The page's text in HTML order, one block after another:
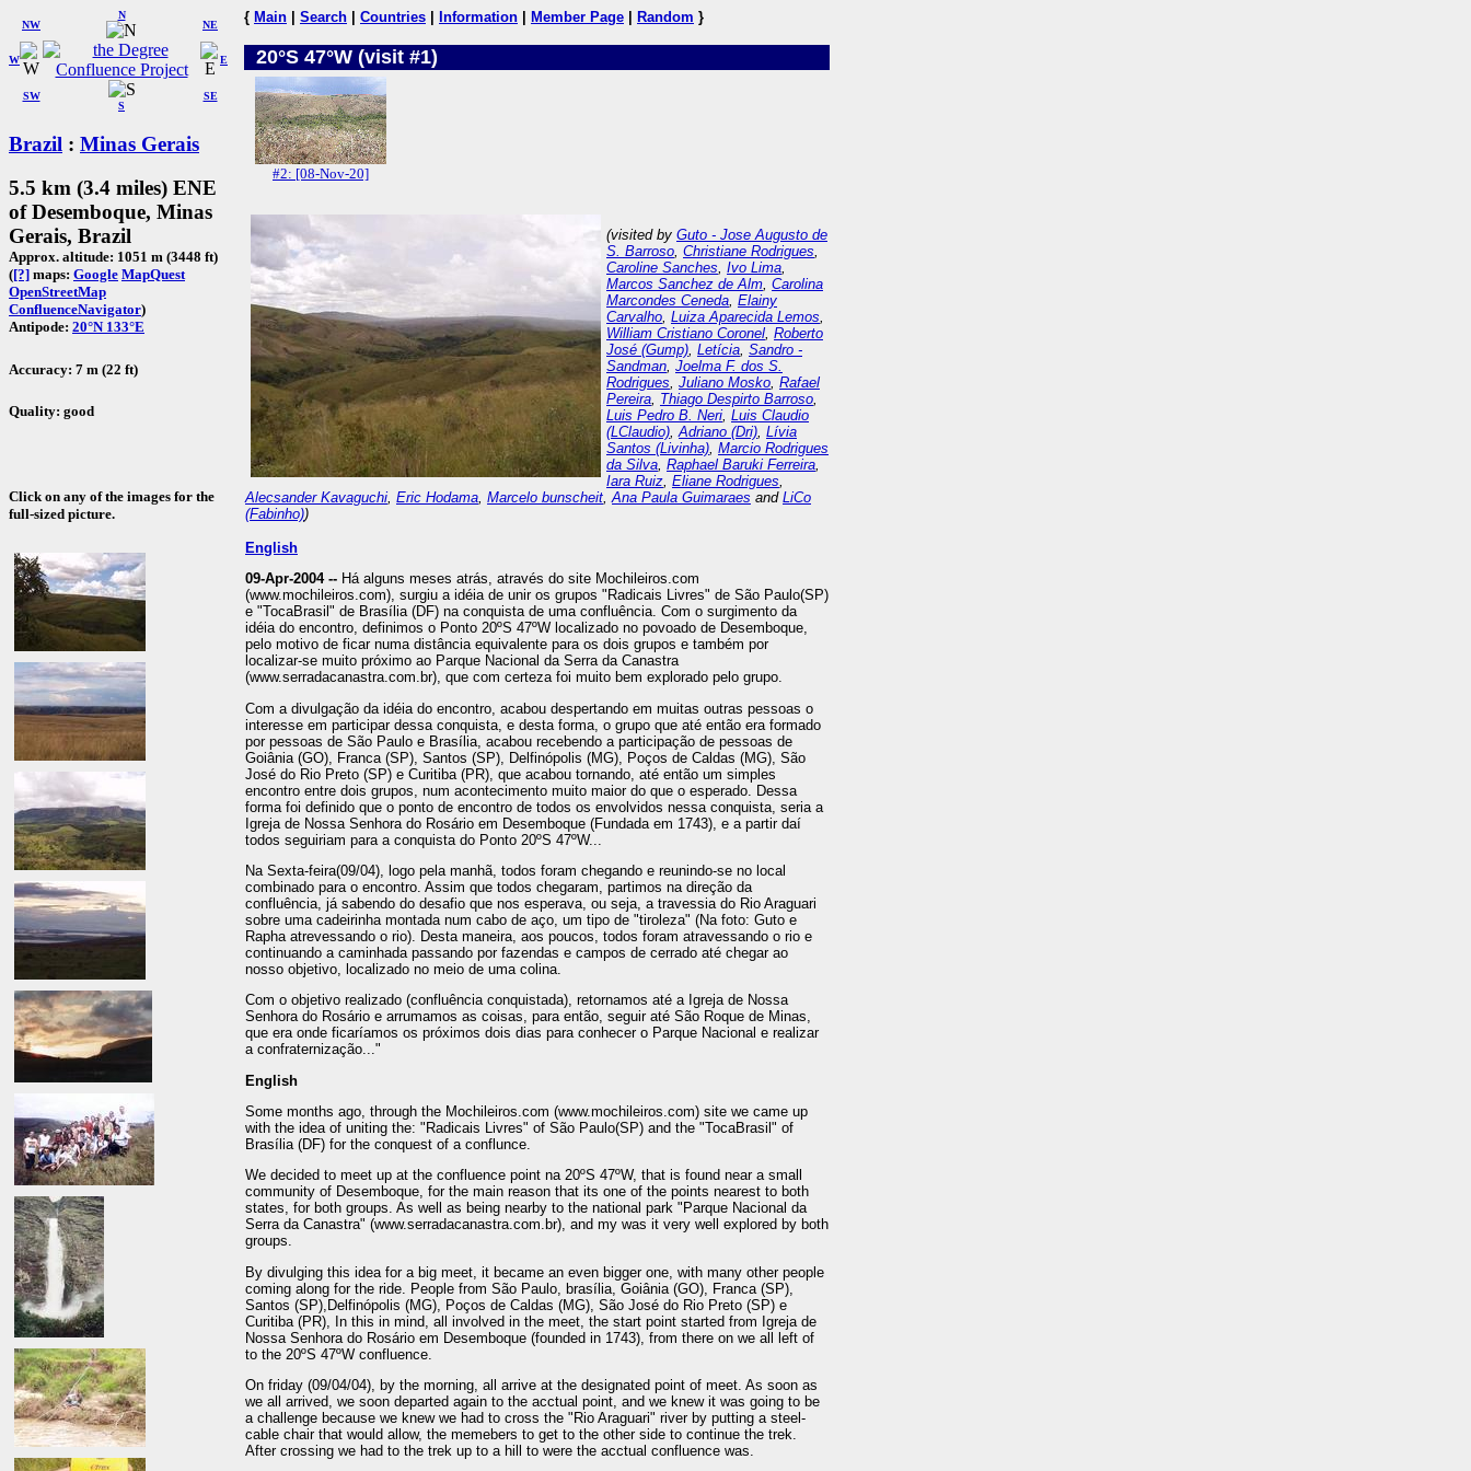
W
NW
N
NE
SW
S
SE
E
Brazil : Minas Gerais
5.5 km (3.4 miles) ENE
of Desemboque, Minas
Gerais, Brazil
Approx. altitude: 1051 m (3448 ft)
([?] maps: Google MapQuest
OpenStreetMap
ConfluenceNavigator)
Antipode: 20°N 133°E
Accuracy: 7 m (22 ft)
Quality: good
Click on any of the images for the
full-sized picture.
{ Main Search Countries Information Member Page Random }
20°S 47°W (visit #1)
#2: [08-Nov-20]
(visited by Guto - Jose Augusto de
S. Barroso, Christiane Rodrigues,
Caroline Sanches, Ivo Lima,
Marcos Sanchez de Alm, Carolina
Marcondes Ceneda, Elainy
Carvalho, Luiza Aparecida Lemos,
William Cristiano Coronel, Roberto
José (Gump), Letícia, Sandro -
Sandman, Joelma F. dos S.
Rodrigues, Juliano Mosko, Rafael
Pereira, Thiago Despirto Barroso,
Luis Pedro B. Neri, Luis Claudio
(LClaudio),Adriano (Dri), Lívia
Santos (Livinha), Marcio Rodrigues
da Silva, Raphael Baruki Ferreira,
Iara Ruiz, Eliane Rodrigues,
Alecsander Kavaguchi, Eric Hodama, Marcelo bunscheit,Ana Paula Guimaraes and LiCo
(Fabinho))
English
09-Apr-2004 -- Há alguns meses atrás, através do site Mochileiros.com
(www.mochileiros.com), surgiu a idéia de unir os grupos "Radicais Livres" de São Paulo(SP)
e "TocaBrasil" de Brasília (DF) na conquista de uma confluência. Com o surgimento da
idéia do encontro, definimos o Ponto 20ºS 47ºW localizado no povoado de Desemboque,
pelo motivo de ficar numa distância equivalente para os dois grupos e também por
localizar-se muito próximo ao Parque Nacional da Serra da Canastra
(www.serradacanastra.com.br), que com certeza foi muito bem explorado pelo grupo.
Com a divulgação da idéia do encontro, acabou despertando em muitas outras pessoas o
interesse em participar dessa conquista, e desta forma, o grupo que até então era formado
por pessoas de São Paulo e Brasília, acabou recebendo a participação de pessoas de
Goiânia (GO), Franca (SP), Santos (SP), Delfinópolis (MG), Poços de Caldas (MG), São
José do Rio Preto (SP) e Curitiba (PR), que acabou tornando, até então um simples
encontro entre dois grupos, num acontecimento muito maior do que o esperado. Dessa
forma foi definido que o ponto de encontro de todos os envolvidos nessa conquista, seria a
Igreja de Nossa Senhora do Rosário em Desemboque (Fundada em 1743), e a partir daí
todos seguiriam para a conquista do Ponto 20ºS 47ºW...
Na Sexta-feira(09/04), logo pela manhã, todos foram chegando e reunindo-se no local
combinado para o encontro. Assim que todos chegaram, partimos na direção da
confluência, já sabendo do desafio que nos esperava, ou seja, a travessia do Rio Araguari
sobre uma cadeirinha montada num cabo de aço, um tipo de "tiroleza" (Na foto: Guto e
Rapha atrevessando o rio). Desta maneira, aos poucos, todos foram atravessando o rio e
continuando a caminhada passando por fazendas e campos de cerrado até chegar ao
nosso objetivo, localizado no meio de uma colina.
Com o objetivo realizado (confluência conquistada), retornamos até a Igreja de Nossa
Senhora do Rosário e arrumamos as coisas, para então, seguir até São Roque de Minas,
que era onde ficaríamos os próximos dois dias para conhecer o Parque Nacional e realizar
a confraternização..."
English
Some months ago, through the Mochileiros.com (www.mochileiros.com) site we came up
with the idea of uniting the: "Radicais Livres" of São Paulo(SP) and the "TocaBrasil" of
Brasília (DF) for the conquest of a conflunce.
We decided to meet up at the confluence point na 20ºS 47ºW, that is found near a small
community of Desemboque, for the main reason that its one of the points nearest to both
states, for both groups. As well as being nearby to the national park "Parque Nacional da
Serra da Canastra" (www.serradacanastra.com.br), and my was it very well explored by both
groups.
By divulging this idea for a big meet, it became an even bigger one, with many other people
coming along for the ride. People from São Paulo, brasília, Goiânia (GO), Franca (SP),
Santos (SP),Delfinópolis (MG), Poços de Caldas (MG), São José do Rio Preto (SP) e
Curitiba (PR), In this in mind, all involved in the meet, the start point started from Igreja de
Nossa Senhora do Rosário em Desemboque (founded in 1743), from there on we all left of
to the 20ºS 47ºW confluence.
On friday (09/04/04), by the morning, all arrive at the designated point of meet. As soon as
we all arrived, we soon departed again to the acctual point, and we knew it was going to be
a challenge because we knew we had to cross the "Rio Araguari" river by putting a steel-
cable chair that would allow, the memebers to get to the other side to continue the trek.
After crossing we had to the trek up to a hill to were the acctual confluence was.